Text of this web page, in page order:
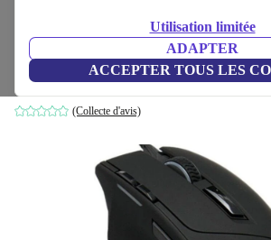
Utilisation limitée
ADAPTER
ACCEPTER TOUS LES
Corsair Sabre
Noir
(Collecte d'avis)